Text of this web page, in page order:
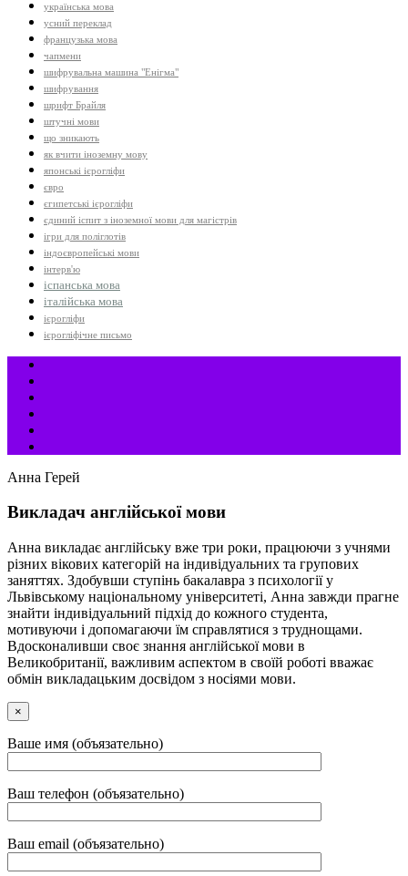
українська мова
усний переклад
французька мова
чапмени
шифрувальна машина "Енігма"
шифрування
шрифт Брайля
штучні мови
що зникають
як вчити іноземну мову
японські ієрогліфи
євро
єгипетські ієрогліфи
єдиний іспит з іноземної мови для магістрів
ігри для поліглотів
індоєвропейські мови
інтерв'ю
іспанська мова
італійська мова
ієрогліфи
ієрогліфічне письмо
Анна Герей
Викладач англійської мови
Анна викладає англійську вже три роки, працюючи з учнями
різних вікових категорій на індивідуальних та групових
заняттях. Здобувши ступінь бакалавра з психології у
Львівському національному університеті, Анна завжди прагне
знайти індивідуальний підхід до кожного студента,
мотивуючи і допомагаючи їм справлятися з труднощами.
Вдосконаливши своє знання англійської мови в
Великобританії, важливим аспектом в своїй роботі вважає
обмін викладацьким досвідом з носіями мови.
×
Ваше имя (объязательно)
Ваш телефон (объязательно)
Ваш email (объязательно)